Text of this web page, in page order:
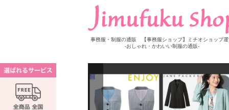
事務服・制服の通販 【事務服ショップ】ミチオショップ
-おしゃれ・かわいい制服の通販-